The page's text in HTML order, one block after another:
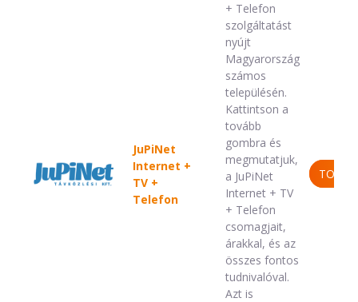
JuPiNet
Internet +
TV +
Telefon
+ Telefon
szolgáltatást
nyújt
Magyarország
számos
településén.
Kattintson a
tovább
gombra és
megmutatjuk,
a JuPiNet
Internet + TV
+ Telefon
csomagjait,
árakkal, és az
összes fontos
tudnivalóval.
Azt is